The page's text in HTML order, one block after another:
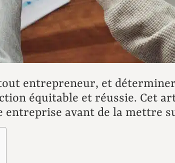
entrepreneur, et
équitable et réussie. Cet
avant de la mettre